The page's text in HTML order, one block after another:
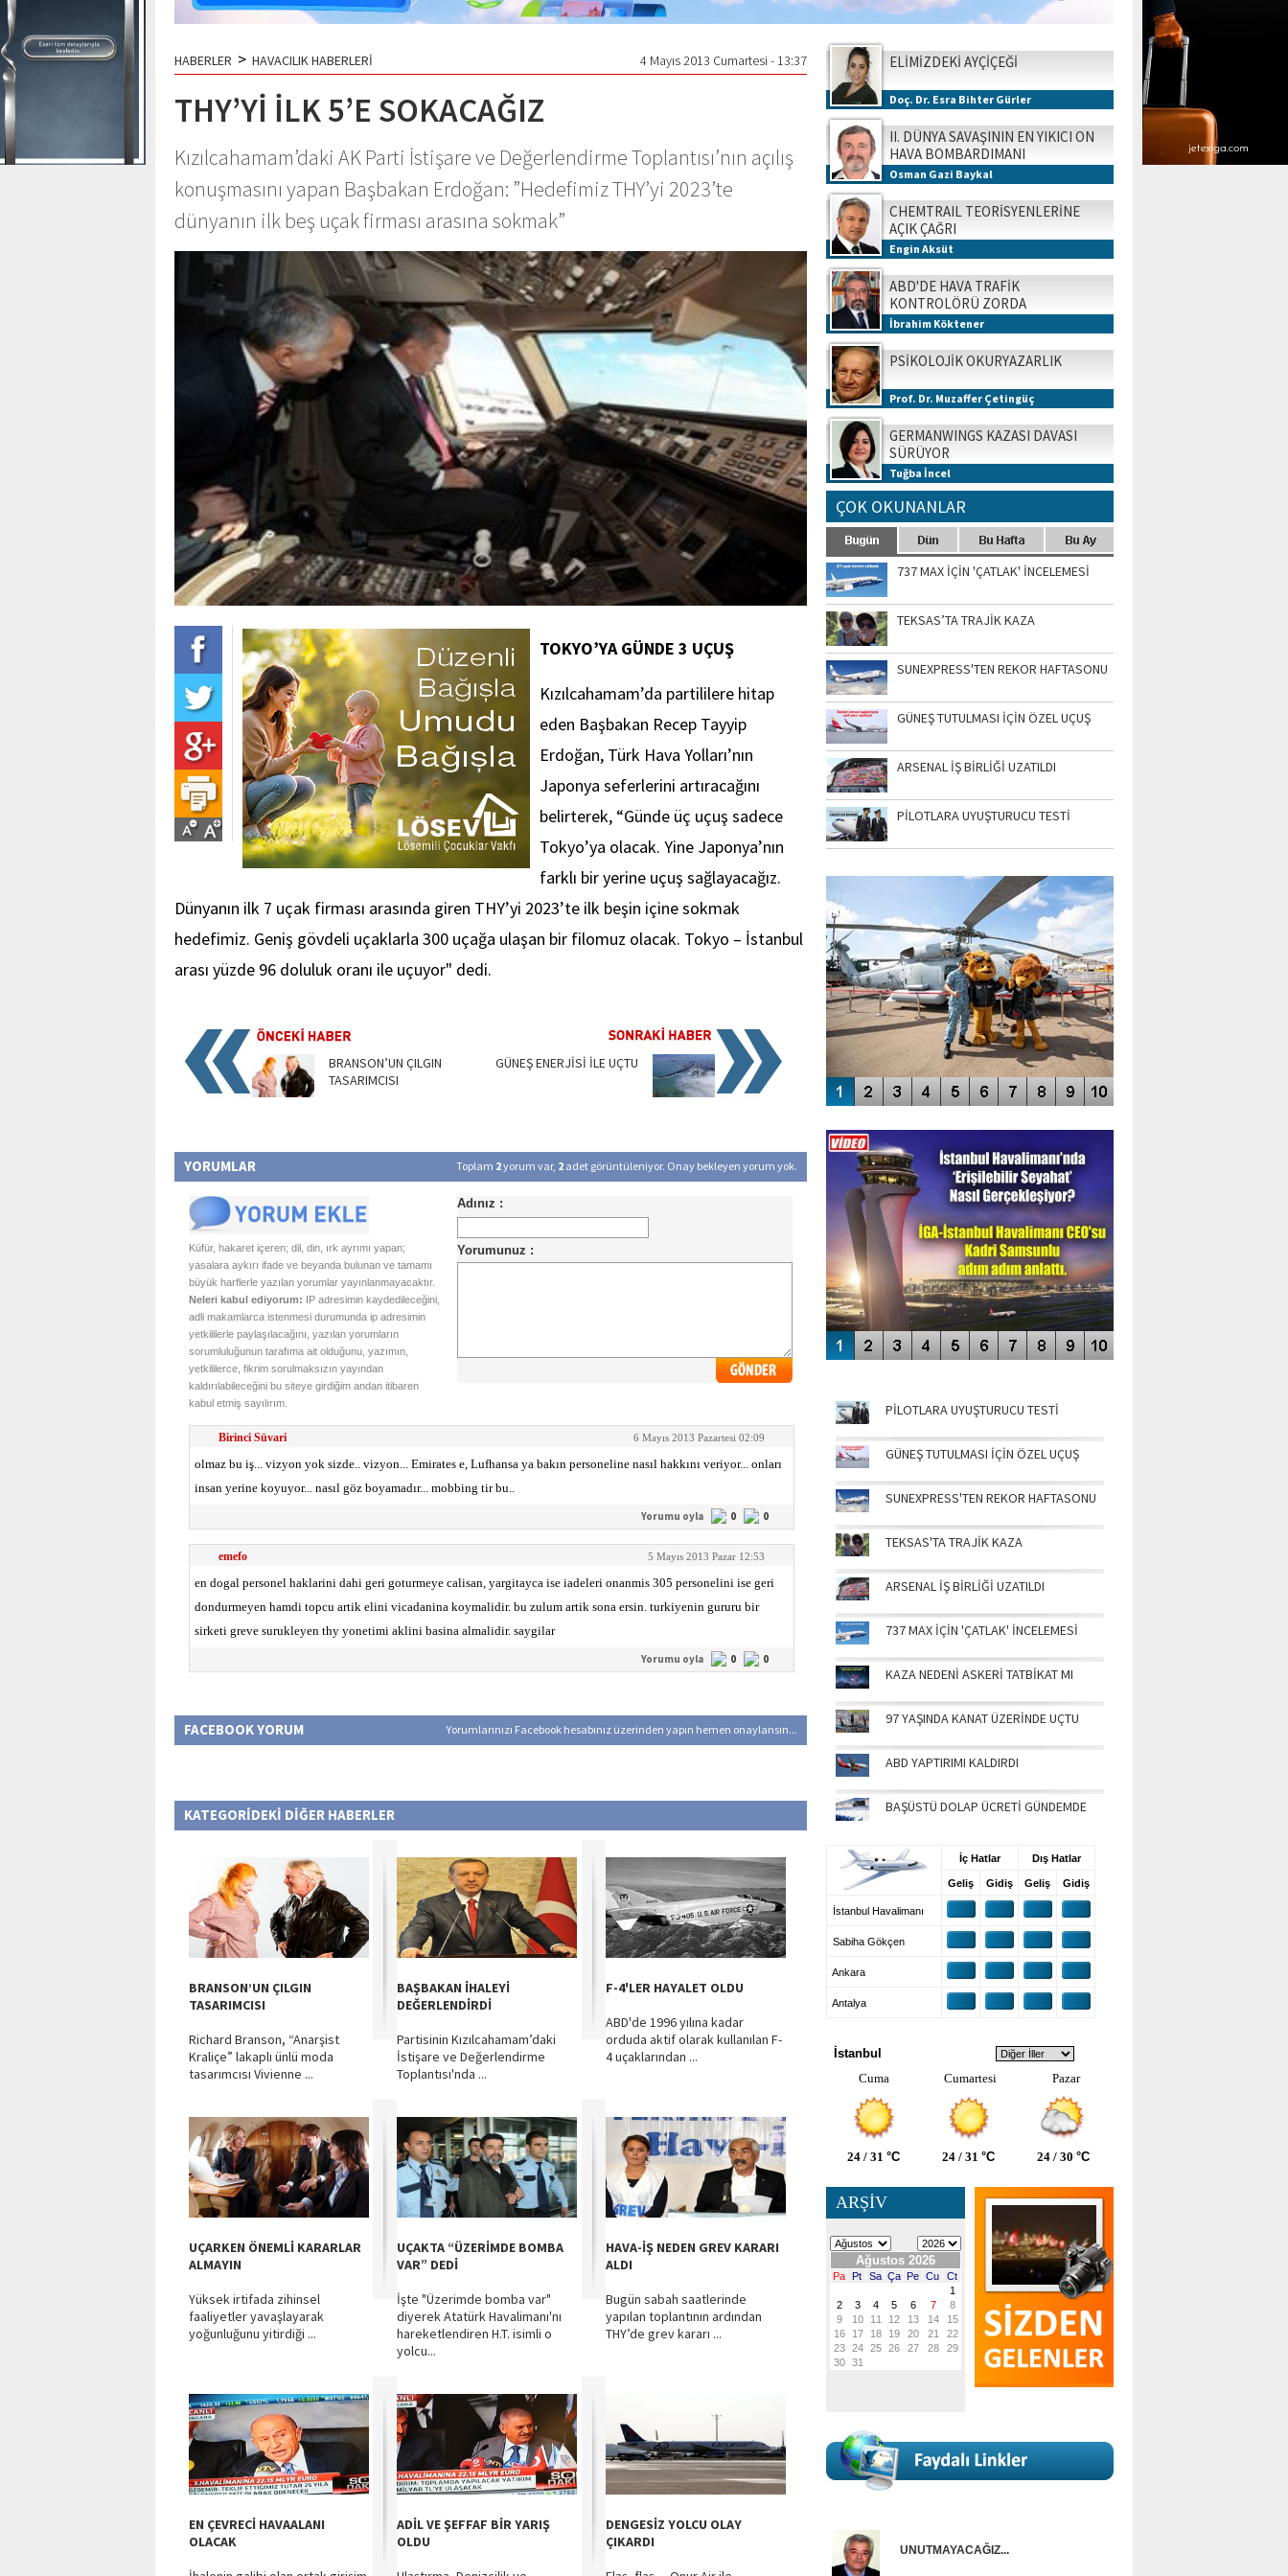
HABERLER > HAVACILIK HABERLERİ 4 Mayıs 2013 Cumartesi - 13:37
THY’Yİ İLK 5’E SOKACAĞIZ
Kızılcahamam’daki AK Parti İstişare ve Değerlendirme Toplantısı’nın açılış
konuşmasını yapan Başbakan Erdoğan: ”Hedefimiz THY’yi 2023’te
dünyanın ilk beş uçak firması arasına sokmak”
TOKYO’YA GÜNDE 3 UÇUŞ
Kızılcahamam’da partililere hitap
eden Başbakan Recep Tayyip
Erdoğan, Türk Hava Yolları’nın
Japonya seferlerini artıracağını
belirterek, “Günde üç uçuş sadece
Tokyo’ya olacak. Yine Japonya’nın
farklı bir yerine uçuş sağlayacağız.
Dünyanın ilk 7 uçak firması arasında giren THY’yi 2023’te ilk beşin içine sokmak
hedefimiz. Geniş gövdeli uçaklarla 300 uçağa ulaşan bir filomuz olacak. Tokyo – İstanbul
arası yüzde 96 doluluk oranı ile uçuyor" dedi.
BRANSON’UN ÇILGIN
TASARIMCISI
GÜNEŞ ENERJİSİ İLE UÇTU
YORUMLAR Toplam 2yorum var, 2 adet görüntüleniyor. Onay bekleyen yorum yok.
Küfür, hakaret içeren; dil, din, ırk ayrımı yapan;
yasalara aykırı ifade ve beyanda bulunan ve tamamı
büyük harflerle yazılan yorumlar yayınlanmayacaktır.
Neleri kabul ediyorum: IP adresimin kaydedileceğini,
adli makamlarca istenmesi durumunda ip adresimin
yetkililerle paylaşılacağını, yazılan yorumların
sorumluluğunun tarafıma ait olduğunu, yazımın,
yetkililerce, fikrim sorulmaksızın yayından
kaldırılabileceğini bu siteye girdiğim andan itibaren
kabul etmiş sayılırım.
Birinci Süvari 6 Mayıs 2013 Pazartesi 02:09
olmaz bu iş... vizyon yok sizde.. vizyon... Emirates e, Lufhansa ya bakın personeline nasıl hakkını veriyor... onları
insan yerine koyuyor... nasıl göz boyamadır... mobbing tir bu..
Yorumu oyla 0 0
emefo 5 Mayıs 2013 Pazar 12:53
en dogal personel haklarini dahi geri goturmeye calisan, yargitayca ise iadeleri onanmis 305 personelini ise geri
dondurmeyen hamdi topcu artik elini vicadanina koymalidir. bu zulum artik sona ersin. turkiyenin gururu bir
sirketi greve surukleyen thy yonetimi aklini basina almalidir. saygilar
Yorumu oyla 0 0
FACEBOOK YORUM Yorumlarınızı Facebook hesabınız üzerinden yapın hemen onaylansın...
KATEGORİDEKİ DİĞER HABERLER
BRANSON’UN ÇILGIN
TASARIMCISI
Richard Branson, “Anarşist
Kraliçe” lakaplı ünlü moda
tasarımcısı Vivienne ...
BAŞBAKAN İHALEYİ
DEĞERLENDİRDİ
Partisinin Kızılcahamam’daki
İstişare ve Değerlendirme
Toplantısı'nda ...
F-4'LER HAYALET OLDU
ABD'de 1996 yılına kadar
orduda aktif olarak kullanılan F-
4 uçaklarından ...
UÇARKEN ÖNEMLİ KARARLAR
ALMAYIN
Yüksek irtifada zihinsel
faaliyetler yavaşlayarak
yoğunluğunu yitirdiği ...
UÇAKTA “ÜZERİMDE BOMBA
VAR” DEDİ
İşte "Üzerimde bomba var"
diyerek Atatürk Havalimanı'nı
hareketlendiren H.T. isimli o
yolcu...
HAVA-İŞ NEDEN GREV KARARI
ALDI
Bugün sabah saatlerinde
yapılan toplantının ardından
THY’de grev kararı ...
EN ÇEVRECİ HAVAALANI
OLACAK
ADİL VE ŞEFFAF BİR YARIŞ
OLDU
DENGESİZ YOLCU OLAY
ÇIKARDI
ELİMİZDEKİ AYÇİÇEĞİ
Doç. Dr. Esra Bihter Gürler
II. DÜNYA SAVAŞININ EN YIKICI ON
HAVA BOMBARDIMANI
Osman Gazi Baykal
CHEMTRAIL TEORİSYENLERİNE
AÇIK ÇAĞRI
Engin Aksüt
ABD'DE HAVA TRAFİK
KONTROLÖRÜ ZORDA
İbrahim Köktener
PSİKOLOJİK OKURYAZARLIK
Prof. Dr. Muzaffer Çetingüç
GERMANWINGS KAZASI DAVASI
SÜRÜYOR
Tuğba İncel
ÇOK OKUNANLAR
737 MAX İÇİN 'ÇATLAK' İNCELEMESİ
TEKSAS’TA TRAJİK KAZA
SUNEXPRESS'TEN REKOR HAFTASONU
GÜNEŞ TUTULMASI İÇİN ÖZEL UÇUŞ
ARSENAL İŞ BİRLİĞİ UZATILDI
PİLOTLARA UYUŞTURUCU TESTİ
SİNGAPUR AIRSHOW-2020
ENGELLERİN AŞILDIĞI HAVALİMANI
PİLOTLARA UYUŞTURUCU TESTİ
GÜNEŞ TUTULMASI İÇİN ÖZEL UÇUŞ
SUNEXPRESS'TEN REKOR HAFTASONU
TEKSAS'TA TRAJİK KAZA
ARSENAL İŞ BİRLİĞİ UZATILDI
737 MAX İÇİN 'ÇATLAK' İNCELEMESİ
KAZA NEDENİ ASKERİ TATBİKAT MI
97 YAŞINDA KANAT ÜZERİNDE UÇTU
ABD YAPTIRIMI KALDIRDI
BAŞÜSTÜ DOLAP ÜCRETİ GÜNDEMDE
İç Hatlar Dış Hatlar
Geliş Gidiş Geliş Gidiş
İstanbul Havalimanı
Sabiha Gökçen
Ankara
Antalya
İstanbul
Cuma
Cumartesi Pazar
24 / 31 °C 24 / 31 °C 24 / 30 °C
ARŞİV
UNUTMAYACAĞIZ...